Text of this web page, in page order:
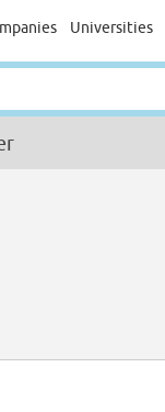
Universities